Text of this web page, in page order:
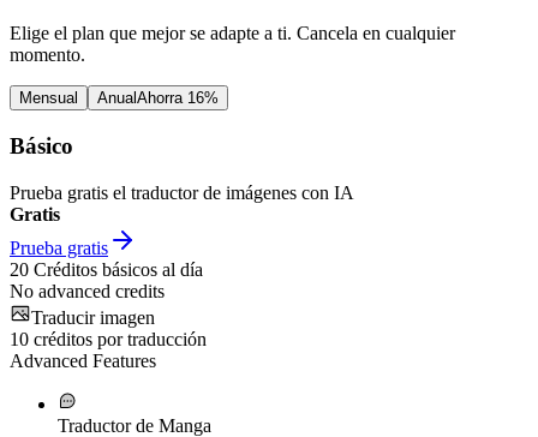
Elige el plan que mejor se adapte a ti. Cancela en cualquier
momento.
Mensual AnualAhorra 16%
Básico
Prueba gratis el traductor de imágenes con IA
Gratis
Prueba gratis
20 Créditos básicos al día
No advanced credits
Traducir imagen
10 créditos por traducción
Advanced Features
Traductor de Manga